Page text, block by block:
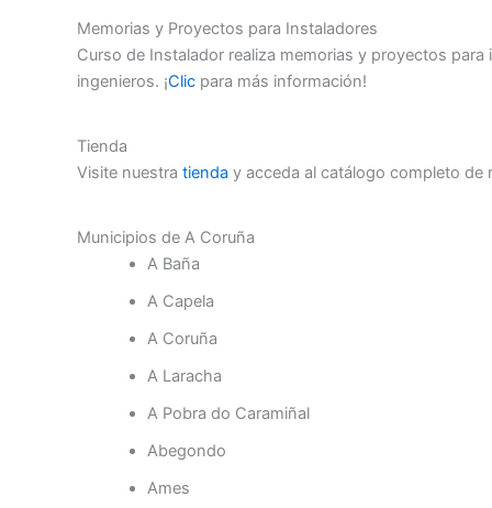
Memorias y Proyectos para Instaladores
Curso de Instalador realiza memorias y proyectos
ingenieros. ¡Clic para más información!
Tienda
Visite nuestra tienda y acceda al catálogo completo de
Municipios de A Coruña
A Baña
A Capela
A Coruña
A Laracha
A Pobra do Caramiñal
Abegondo
Ames